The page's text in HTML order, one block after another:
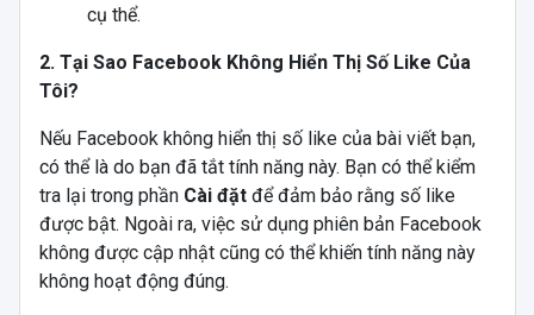
cụ thể.
2. Tại Sao Facebook Không Hiển Thị Số Like Của
Tôi?
Nếu Facebook không hiển thị số like của bài viết bạn,
có thể là do bạn đã tắt tính năng này. Bạn có thể kiểm
tra lại trong phần Cài đặtđể đảm bảo rằng số like
được bật. Ngoài ra, việc sử dụng phiên bản Facebook
không được cập nhật cũng có thể khiến tính năng này
không hoạt động đúng.